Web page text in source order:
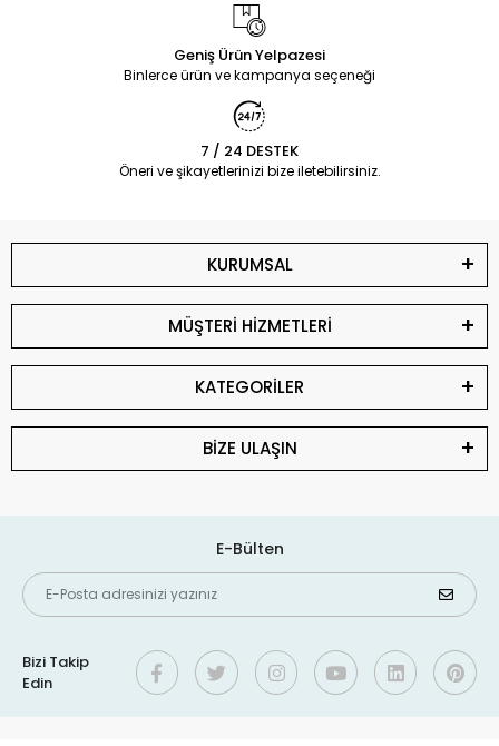
Geniş Ürün Yelpazesi
Binlerce ürün ve kampanya seçeneği
7 / 24 DESTEK
Öneri ve şikayetlerinizi bize iletebilirsiniz.
KURUMSAL
MÜŞTERİ HİZMETLERİ
KATEGORİLER
BİZE ULAŞIN
E-Bülten
Bizi Takip
Edin